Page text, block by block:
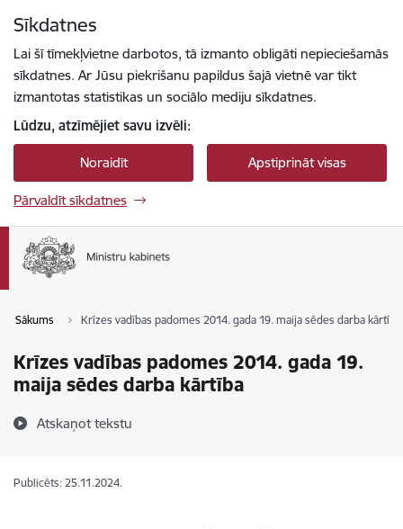
Sīkdatnes
Lai šī tīmekļvietne darbotos, tā izmanto obligāti nepieciešamās
sīkdatnes. Ar Jūsu piekrišanu papildus šajā vietnē var tikt
izmantotas statistikas un sociālo mediju sīkdatnes.
Lūdzu, atzīmējiet savu izvēli:
Noraidīt Apstiprināt visas
Pārvaldīt sīkdatnes
Sākums Krīzes vadības padomes 2014. gada 19. maija sēdes darba kārtība
Krīzes vadības padomes 2014. gada 19.
maija sēdes darba kārtība
Atskaņot tekstu
Publicēts: 25.11.2024.